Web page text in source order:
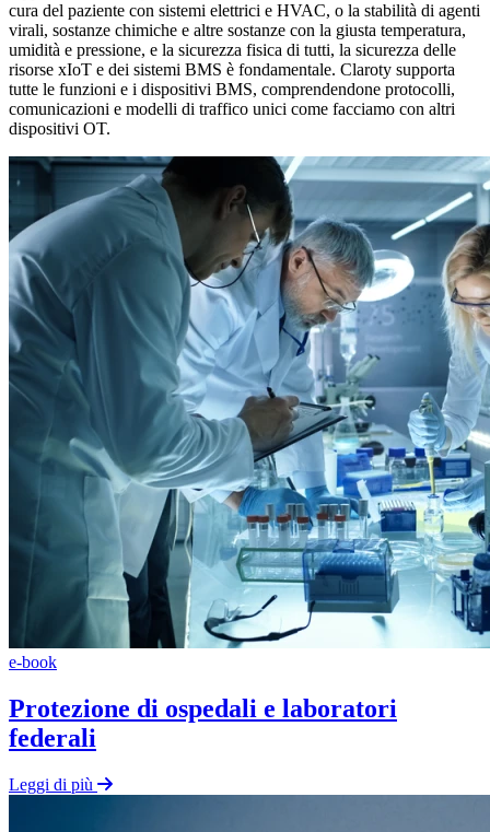
cura del paziente con sistemi elettrici e HVAC, o la stabilità di agenti
virali, sostanze chimiche e altre sostanze con la giusta temperatura,
umidità e pressione, e la sicurezza fisica di tutti, la sicurezza delle
risorse xIoT e dei sistemi BMS è fondamentale. Claroty supporta
tutte le funzioni e i dispositivi BMS, comprendendone protocolli,
comunicazioni e modelli di traffico unici come facciamo con altri
dispositivi OT.
e-book
Protezione di ospedali e laboratori
federali
Leggi di più